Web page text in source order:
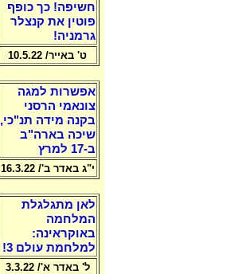
חשיפה! כך כופף
פוטין את קנצלר
גרמניה!
ט' באייר/ 10.5.22
אפשרות למגה
צונאמי הרסני
בקנה מידה תנ"כי,
שיכה בארה"ב
ב-17 למרץ
י"ג באדר ב'/ 16.3.22
לאן מתגלגלת
המלחמה
באוקראינה:
למלחמת עולם 3!
ל' באדר א'/ 3.3.22